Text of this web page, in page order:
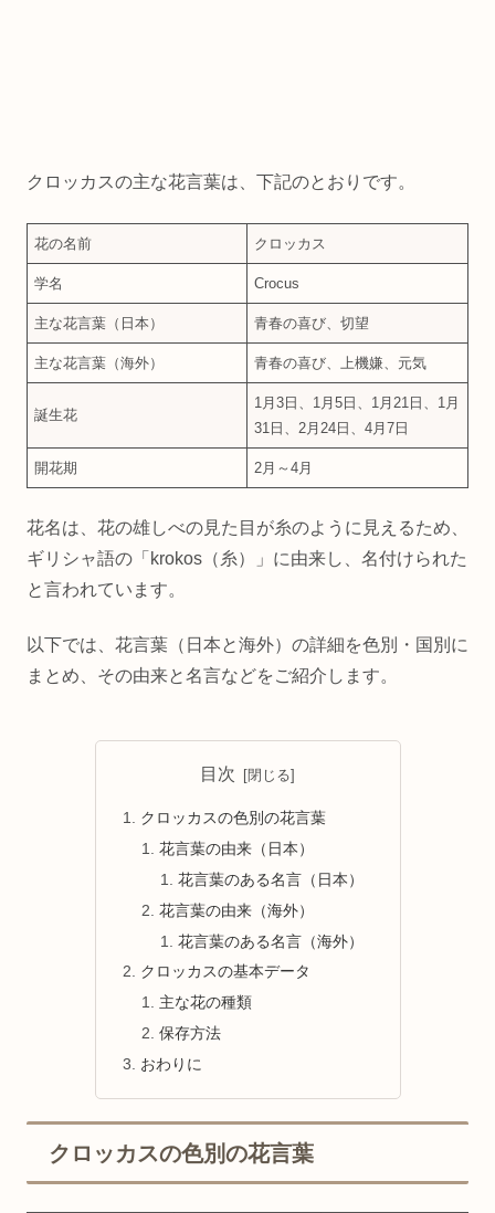
クロッカスの主な花言葉は、下記のとおりです。
花の名前 クロッカス
学名 Crocus
主な花言葉（日本） 青春の喜び、切望
主な花言葉（海外） 青春の喜び、上機嫌、元気
誕生花
1月3日、1月5日、1月21日、1月
31日、2月24日、4月7日
開花期 2月～4月
花名は、花の雄しべの見た目が糸のように見えるため、
ギリシャ語の「krokos（糸）」に由来し、名付けられた
と言われています。
以下では、花言葉（日本と海外）の詳細を色別・国別に
まとめ、その由来と名言などをご紹介します。
目次
クロッカスの色別の花言葉
花言葉の由来（日本）
花言葉のある名言（日本）
花言葉の由来（海外）
花言葉のある名言（海外）
クロッカスの基本データ
主な花の種類
保存方法
おわりに
クロッカスの色別の花言葉